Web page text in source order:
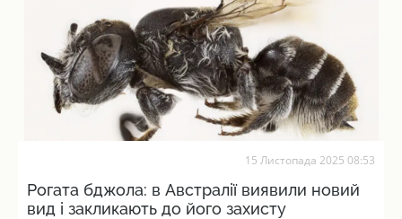
15 Листопада 2025 08:53
Рогата бджола: в Австралії виявили новий
вид і закликають до його захисту